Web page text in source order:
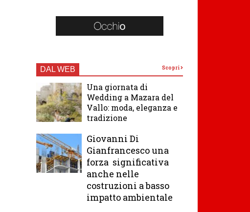
DAL WEB Scopri
Una giornata di
Wedding a Mazara del
Vallo: moda, eleganza e
tradizione
Giovanni Di
Gianfrancesco una
forza significativa
anche nelle
costruzioni a basso
impatto ambientale